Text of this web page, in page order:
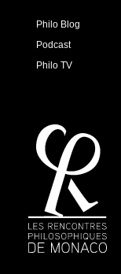
Philo Blog
Podcast
Philo TV